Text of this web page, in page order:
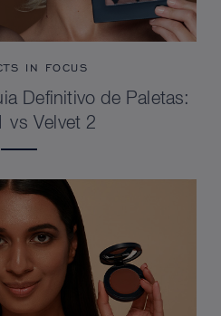
IN FOCUS
Definitivo de Paletas:
vs Velvet 2